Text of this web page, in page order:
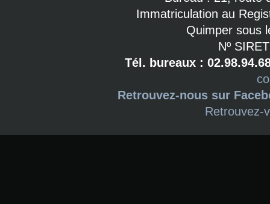
Immatriculation au
Quimper sous
Nº
Tél. bureaux :
Retrouvez-nous sur
Retrouvez-